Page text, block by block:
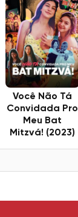
Você Não Tá
Convidada Pro
Meu Bat
Mitzvá! (2023)